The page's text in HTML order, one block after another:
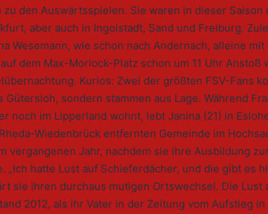
zu den Auswärtsspielen. Sie waren in dieser Saison
aber auch in Ingolstadt, Sand und Freiburg.
Wesemann, wie schon nach Andernach, alleine
dem Max-Morlock-Platz schon um 11 Uhr Anstoß
Kurios: Zwei der größten FSV-Fans
Gütersloh, sondern stammen aus Lage. Während
noch im Lipperland wohnt, lebt Janina (21) in
Wiedenbrück entfernten Gemeinde im
vergangenen Jahr, nachdem sie ihre Ausbildung
„Ich hatte Lust auf Schieferdächer, und die gibt es
sie ihren durchaus mutigen Ortswechsel. Die Lust
2012, als ihr Vater in der Zeitung vom Aufstieg in